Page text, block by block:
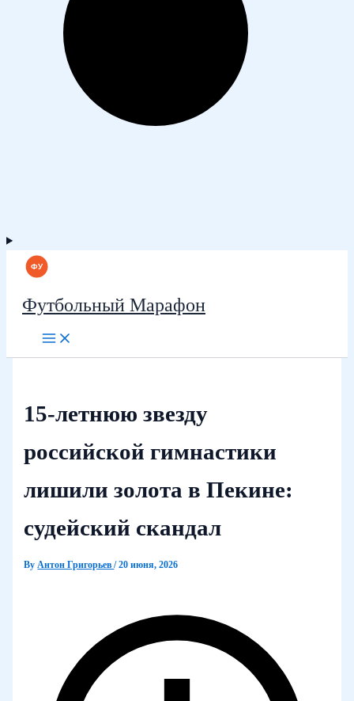
Футбольный Марафон
15-летнюю звезду
российской гимнастики
лишили золота в Пекине:
судейский скандал
By Антон Григорьев/20 июня, 2026